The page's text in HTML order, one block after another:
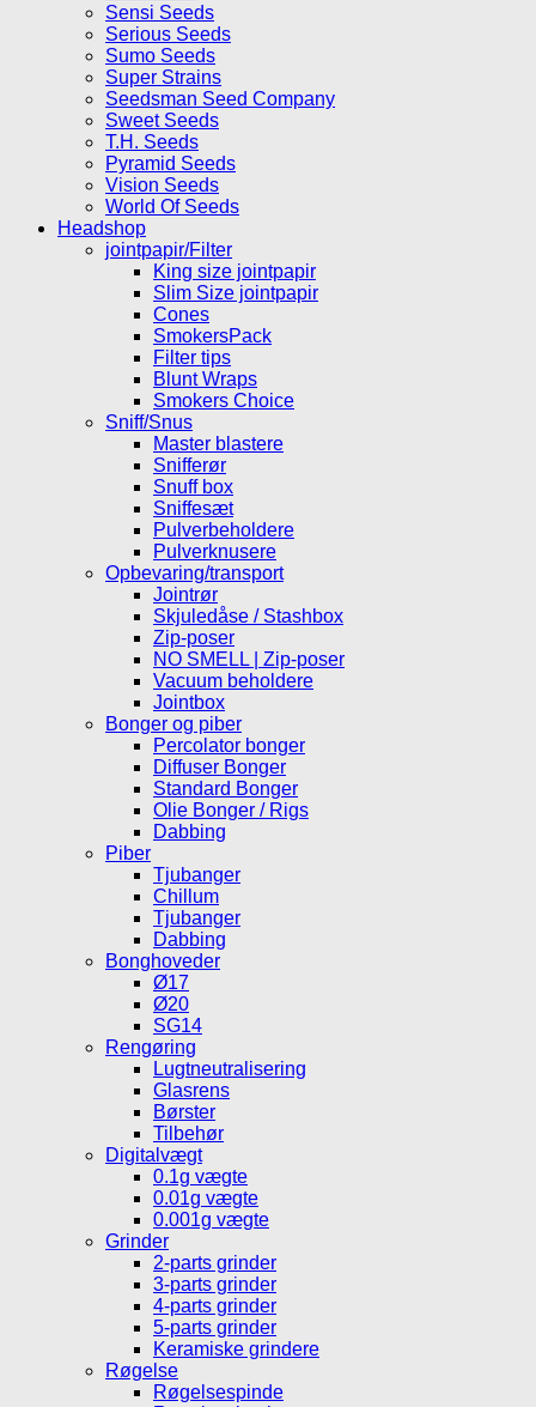
Sensi Seeds
Serious Seeds
Sumo Seeds
Super Strains
Seedsman Seed Company
Sweet Seeds
T.H. Seeds
Pyramid Seeds
Vision Seeds
World Of Seeds
Headshop
jointpapir/Filter
King size jointpapir
Slim Size jointpapir
Cones
SmokersPack
Filter tips
Blunt Wraps
Smokers Choice
Sniff/Snus
Master blastere
Snifferør
Snuff box
Sniffesæt
Pulverbeholdere
Pulverknusere
Opbevaring/transport
Jointrør
Skjuledåse / Stashbox
Zip-poser
NO SMELL | Zip-poser
Vacuum beholdere
Jointbox
Bonger og piber
Percolator bonger
Diffuser Bonger
Standard Bonger
Olie Bonger / Rigs
Dabbing
Piber
Tjubanger
Chillum
Tjubanger
Dabbing
Bonghoveder
Ø17
Ø20
SG14
Rengøring
Lugtneutralisering
Glasrens
Børster
Tilbehør
Digitalvægt
0.1g vægte
0.01g vægte
0.001g vægte
Grinder
2-parts grinder
3-parts grinder
4-parts grinder
5-parts grinder
Keramiske grindere
Røgelse
Røgelsespinde